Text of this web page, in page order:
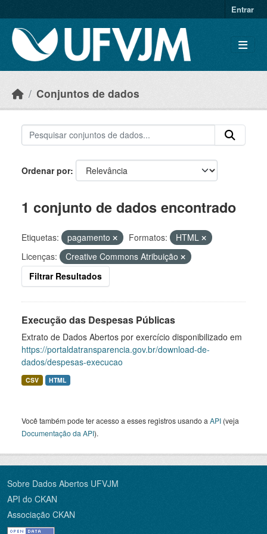
Entrar
Conjuntos de dados
Ordenar por
1 conjunto de dados encontrado
Etiquetas: pagamento Formatos:
HTML
Licenças:
Creative Commons Atribuição
Filtrar Resultados
Execução das Despesas Públicas
Extrato de Dados Abertos por exercício disponibilizado em
https://portaldatransparencia.gov.br/download-de-
dados/despesas-execucao
CSV HTML
Você também pode ter acesso a esses registros usando a API (veja
Documentação da API).
Sobre Dados Abertos UFVJM
API do CKAN
Associação CKAN